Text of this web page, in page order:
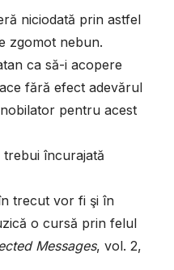
niciodată prin astfel
zgomot nebun.
ca să-i acopere
fără efect adevărul
pentru acest
încurajată
trecut vor fi şi în
o cursă prin felul
Messages, vol. 2,